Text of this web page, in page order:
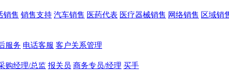
销售 销售支持 汽车销售 医药代表 医疗器械销售 网络销售 区域销
服务 电话客服 客户关系管理
购经理/总监 报关员 商务专员/经理 买手